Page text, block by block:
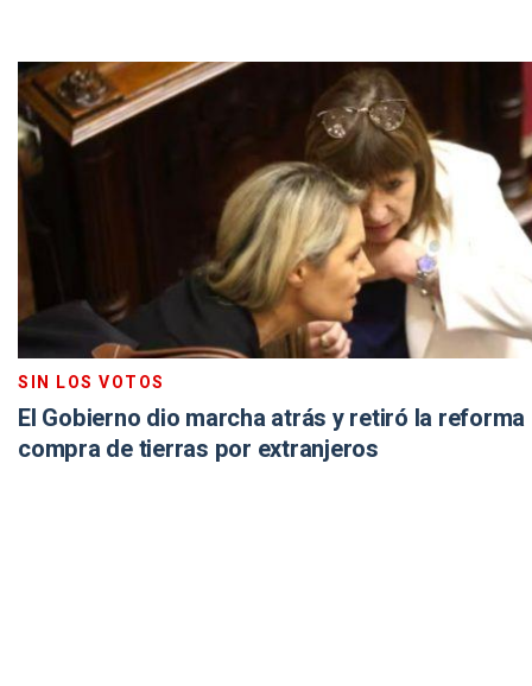
SIN LOS VOTOS
El Gobierno dio marcha atrás y retiró la
compra de tierras por extranjeros